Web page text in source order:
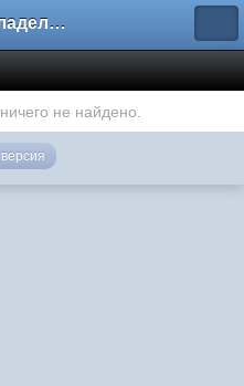
Форум владельцев интернет-магазинов
не найдено.